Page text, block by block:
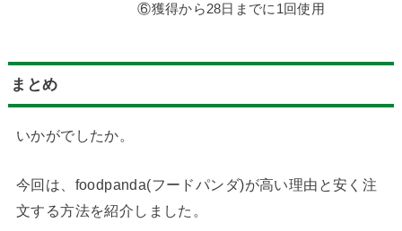
⑥獲得から28日までに1回使用
まとめ
いかがでしたか。
今回は、foodpanda(フードパンダ)が高い理由と安く注
文する方法を紹介しました。